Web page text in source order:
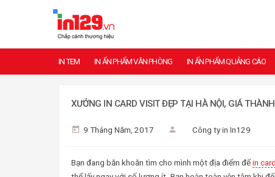
IN TEM IN ẤN PHẨM VĂN PHÒNG IN ẤN PHẨM QUẢNG CÁO
XƯỞNG IN CARD VISIT ĐẸP TẠI HÀ NỘI, GIÁ
9 Tháng Năm, 2017 Công ty in In129
Bạn đang băn khoăn tìm cho mình một địa điểm đểin